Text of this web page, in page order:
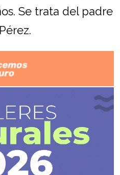
Se trata del padre